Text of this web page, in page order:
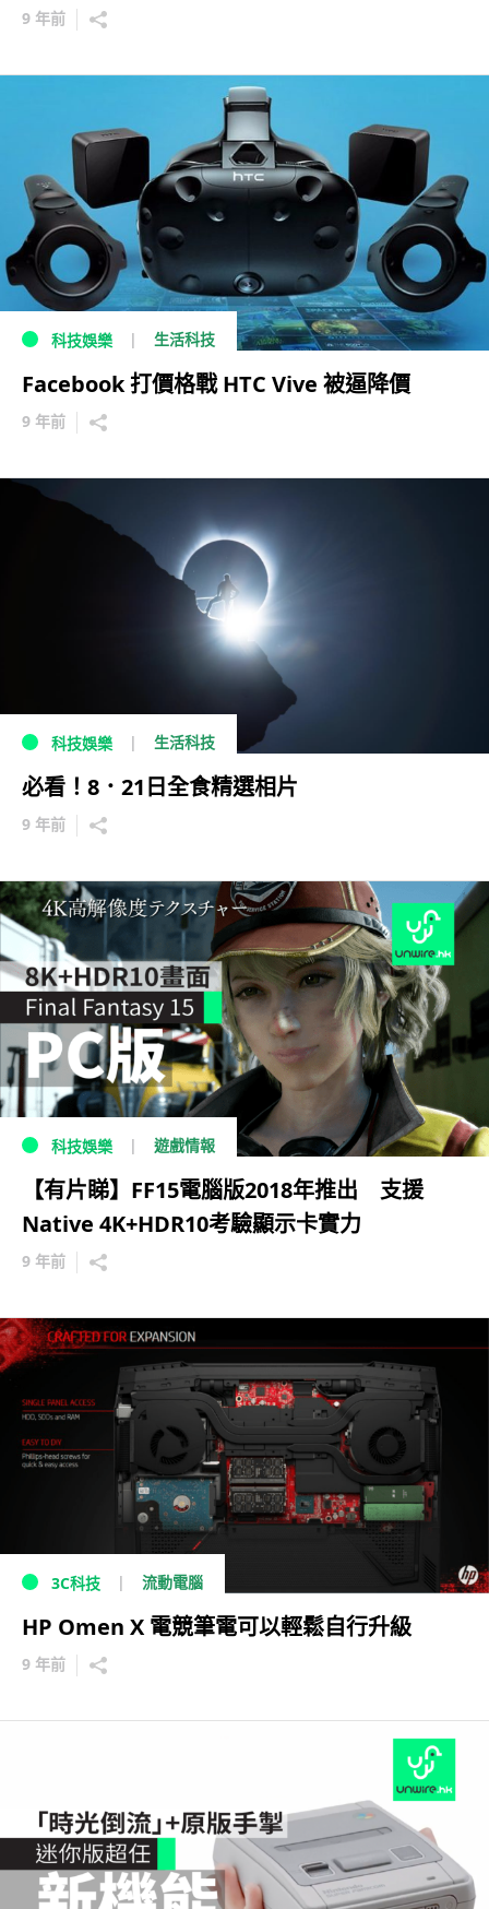
9 年前
科技娛樂 生活科技
Facebook 打價格戰 HTC Vive 被逼降價
9 年前
科技娛樂 生活科技
必看！8．21日全食精選相片
9 年前
科技娛樂 遊戲情報
【有片睇】FF15電腦版2018年推出 支援
Native 4K+HDR10考驗顯示卡實力
9 年前
3C科技 流動電腦
HP Omen X 電競筆電可以輕鬆自行升級
9 年前